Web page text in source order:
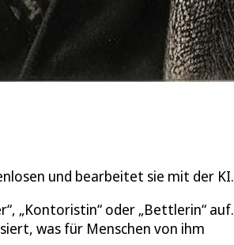
und bearbeitet sie mit der KI.
„Kontoristin“ oder „Bettlerin“ auf.
was für Menschen von ihm